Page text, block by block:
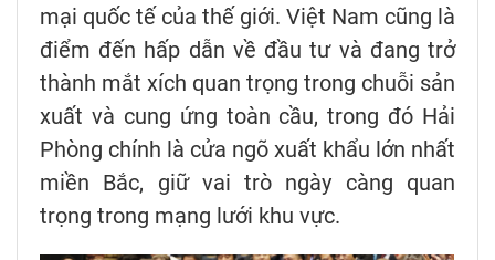
mại quốc tế của thế giới. Việt Nam cũng là
điểm đến hấp dẫn về đầu tư và đang trở
thành mắt xích quan trọng trong chuỗi sản
xuất và cung ứng toàn cầu, trong đó Hải
Phòng chính là cửa ngõ xuất khẩu lớn nhất
miền Bắc, giữ vai trò ngày càng quan
trọng trong mạng lưới khu vực.